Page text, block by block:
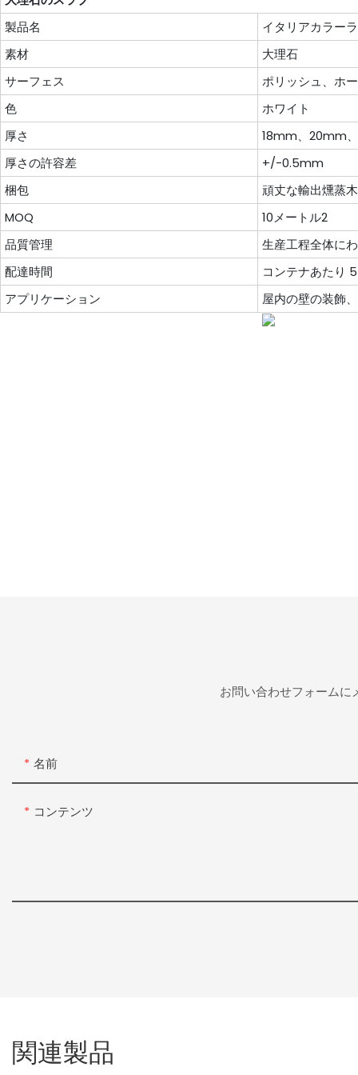
製品名
イタリアカラー
素材
大理石
サーフェス
ポリッシュ、ホ
色
ホワイト
厚さ
18mm、20mm
厚さの許容差
+/-0.5mm
梱包
頑丈な輸出燻蒸
MOQ
10メートル2
品質管理
生産工程全体に
配達時間
コンテナあたり
アプリケーション
屋内の壁の装飾
お問い合わせフォームに
名前
コンテンツ
関連製品